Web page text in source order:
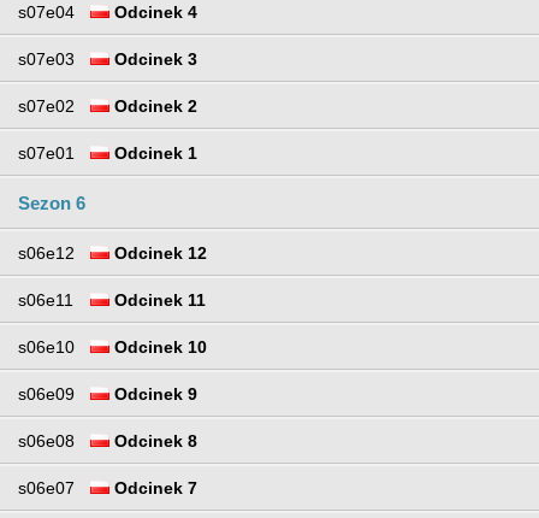
s07e04 Odcinek 4
s07e03 Odcinek 3
s07e02 Odcinek 2
s07e01 Odcinek 1
Sezon 6
s06e12 Odcinek 12
s06e11 Odcinek 11
s06e10 Odcinek 10
s06e09 Odcinek 9
s06e08 Odcinek 8
s06e07 Odcinek 7